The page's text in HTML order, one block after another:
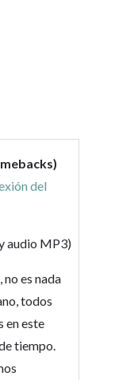
del
audio MP3)
es nada
todos
en este
tiempo.